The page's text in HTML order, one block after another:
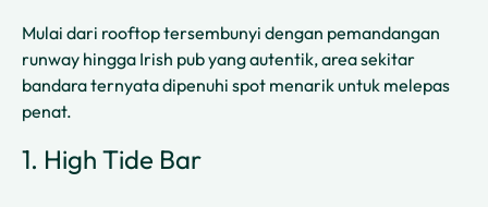
Mulai dari rooftop tersembunyi dengan pemandangan
runway hingga Irish pub yang autentik, area sekitar
bandara ternyata dipenuhi spot menarik untuk melepas
penat.
1. High Tide Bar